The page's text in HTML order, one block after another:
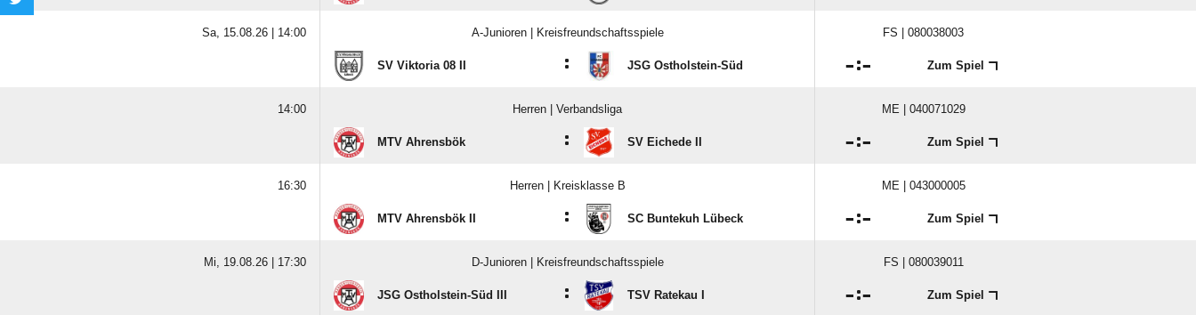
Sa, 15.08.26 | 14:00 A-Junioren | Kreisfreundschaftsspiele FS | 080038003
SV Viktoria 08 II : JSG Ostholstein-Süd : Zum Spiel
14:00 Herren | Verbandsliga ME | 040071029
MTV Ahrensbök : SV Eichede II : Zum Spiel
16:30 Herren | Kreisklasse B ME | 043000005
MTV Ahrensbök II : SC Buntekuh Lübeck : Zum Spiel
Mi, 19.08.26 | 17:30 D-Junioren | Kreisfreundschaftsspiele FS | 080039011
JSG Ostholstein-Süd III : TSV Ratekau I : Zum Spiel